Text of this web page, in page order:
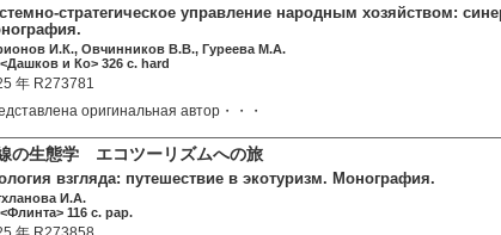
стратегическое управление народным хозяйством:
И.К., Овчинников В.В., Гуреева М.А.
и Ко> 326 c. hard
年 R273781
оригинальная автор・・・
の生態学 エコツーリズムへの旅
взгляда: путешествие в экотуризм. Монография.
И.А.
116 c. pap.